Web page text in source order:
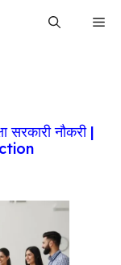
नौकरी |